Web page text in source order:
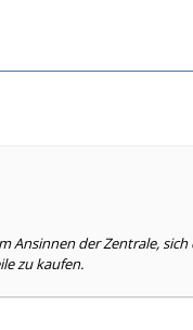
Ansinnen der Zentrale,
zu kaufen.